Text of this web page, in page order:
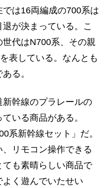
は16両編成の700系は
が決まっている。こ
代はN700系、その親
表している。なんとも
る。
幹線のプラレールの
いる商品がある。
系新幹線セット」だ。
リモコン操作できる
も素晴らしい商品で
く遊んでいたせい